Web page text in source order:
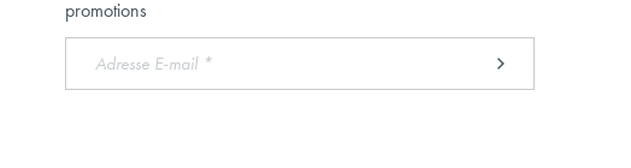
promotions